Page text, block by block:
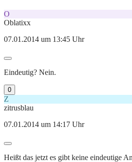
O
Oblatixx
07.01.2014 um 13:45 Uhr
Eindeutig? Nein.
0
Z
zitrusblau
07.01.2014 um 14:17 Uhr
Heißt das jetzt es gibt keine eindeutige